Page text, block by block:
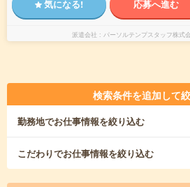
気になる! 応募へ進む
派遣会社 パーソルテンプスタッフ株式
検索条件を追加して
勤務地でお仕事情報を絞り込む
こだわりでお仕事情報を絞り込む